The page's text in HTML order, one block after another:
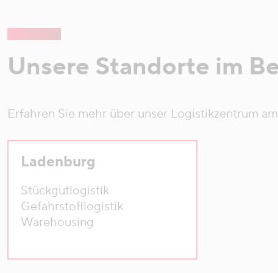
Unsere Standorte im
Erfahren Sie mehr über unser Logistikzentrum
Ladenburg
Stückgutlogistik
Gefahrstofflogistik
Warehousing